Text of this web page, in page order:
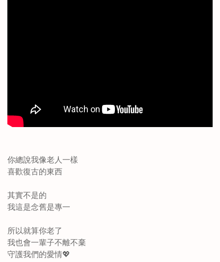
你總說我像老人一樣
喜歡復古的東西
其實不是的
我這是念舊是專一
所以就算你老了
我也會一輩子不離不棄
守護我們的愛情💖